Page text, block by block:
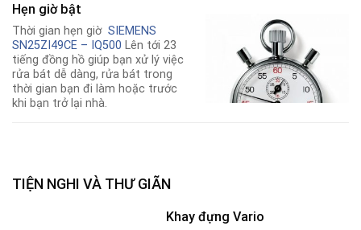
Hẹn giờ bật
Thời gian hẹn giờ SIEMENS
SN25ZI49CE – IQ500 Lên tới 23
tiếng đồng hồ giúp bạn xử lý việc
rửa bát dễ dàng, rửa bát trong
thời gian bạn đi làm hoặc trước
khi bạn trở lại nhà.
TIỆN NGHI VÀ THƯ GIÃN
Khay đựng Vario